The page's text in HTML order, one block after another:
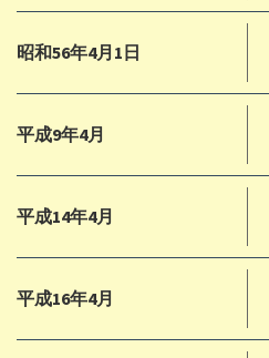
昭和56年4月1日
平成9年4月
平成14年4月
平成16年4月